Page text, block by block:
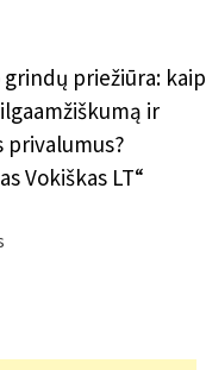
priežiūra: kaip
ir
privalumus?
Vokiškas LT“